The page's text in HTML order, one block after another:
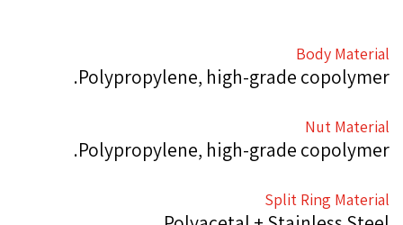
Body Material
Polypropylene, high-grade copolymer.
Nut Material
Polypropylene, high-grade copolymer.
Split Ring Material